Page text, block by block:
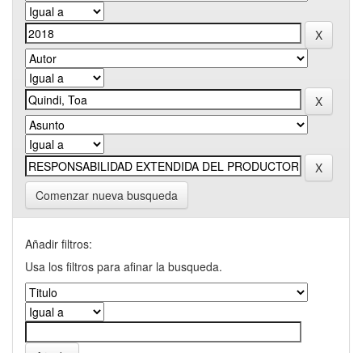
Comenzar nueva busqueda
Añadir filtros:
Usa los filtros para afinar la busqueda.